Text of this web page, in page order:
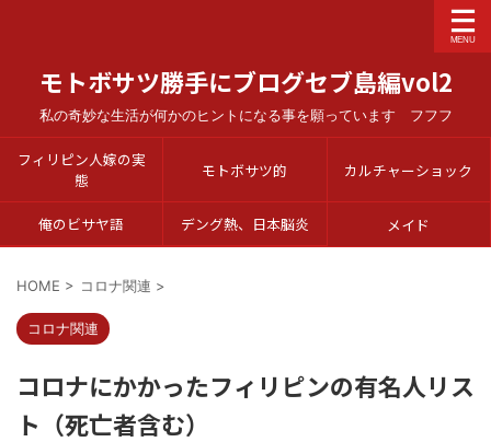
モトボサツ勝手にブログセブ島編vol2
私の奇妙な生活が何かのヒントになる事を願っています フフフ
フィリピン人嫁の実
態
モトボサツ的 カルチャーショック
俺のビサヤ語 デング熱、日本脳炎 メイド
HOME > コロナ関連 >
コロナ関連
コロナにかかったフィリピンの有名人リス
ト（死亡者含む）